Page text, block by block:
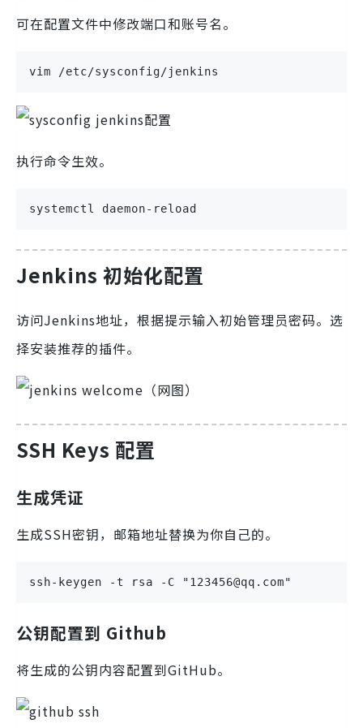
可在配置文件中修改端口和账号名。
vim /etc/sysconfig/jenkins
执行命令生效。
systemctl daemon-reload
Jenkins 初始化配置
访问Jenkins地址，根据提示输入初始管理员密码。选
择安装推荐的插件。
SSH Keys 配置
生成凭证
生成SSH密钥，邮箱地址替换为你自己的。
ssh-keygen -t rsa -C "123456@qq.com"
公钥配置到 Github
将生成的公钥内容配置到GitHub。